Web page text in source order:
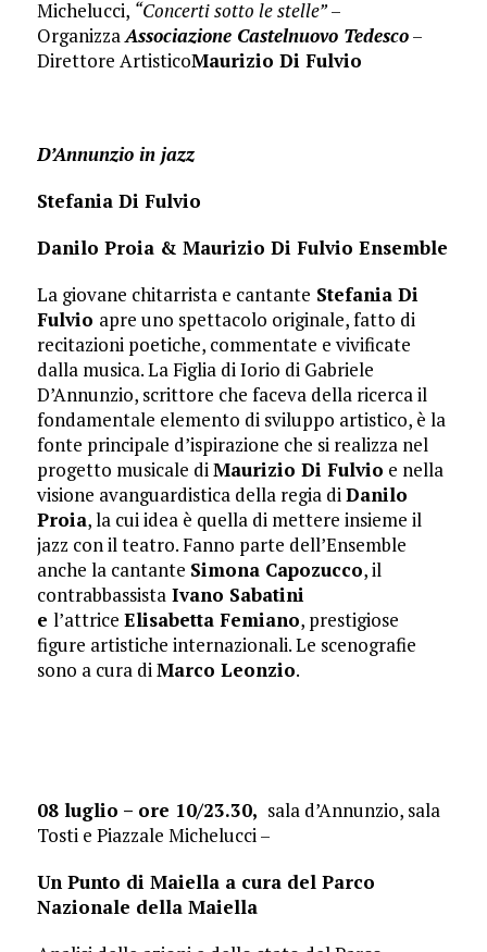
Michelucci, “Concerti sotto le stelle”–
OrganizzaAssociazione Castelnuovo Tedesco–
Direttore ArtisticoMaurizio Di Fulvio
D’Annunzio in jazz
Stefania Di Fulvio
Danilo Proia & Maurizio Di Fulvio Ensemble
La giovane chitarrista e cantante Stefania Di
Fulvio apre uno spettacolo originale, fatto di
recitazioni poetiche, commentate e vivificate
dalla musica. La Figlia di Iorio di Gabriele
D’Annunzio, scrittore che faceva della ricerca il
fondamentale elemento di sviluppo artistico, è la
fonte principale d’ispirazione che si realizza nel
progetto musicale diMaurizio Di Fulvio e nella
visione avanguardistica della regia diDanilo
Proia, la cui idea è quella di mettere insieme il
jazz con il teatro. Fanno parte dell’Ensemble
anche la cantante Simona Capozucco, il
contrabbassistaIvano Sabatini
e l’attrice Elisabetta Femiano, prestigiose
figure artistiche internazionali. Le scenografie
sono a cura diMarco Leonzio.
08 luglio – ore 10/23.30, sala d’Annunzio, sala
Tosti e Piazzale Michelucci –
Un Punto di Maiella a cura del Parco
Nazionale della Maiella